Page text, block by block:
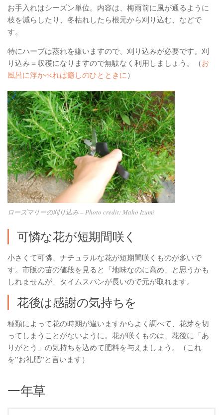
お手入れはシーズン単位。内容は、梅雨前に風が通るように
枝を減らしたり、冬枯れしたら根元から刈り込む、などで
す。
特にハーブは蒸れを嫌いますので、刈り込みが必要です。刈
り込み＝収穫になりますので無駄なく利用しましょう。（お
風呂に浮かべれば癒しのひとときに ）
ローズマリーの刈り込み – Photo credit: Maho Izumi
可憐な花が短期間咲く
小さくて可憐、ナチュラルな花が短期間咲くものが多いで
す。市販の苗の値段を見ると「地味なのに高め」と思うかも
しれませんが、タイムスパンが長いので元が取れます。
花後は感謝の気持ちを
種類によって花の時期が違いますからよく調べて、花芽を切
ってしまうことがないように。花が咲くものは、花後に「あ
りがとう」の気持ちを込めて肥料を与えましょう。（これ
を”お礼肥”と言います）
一年草